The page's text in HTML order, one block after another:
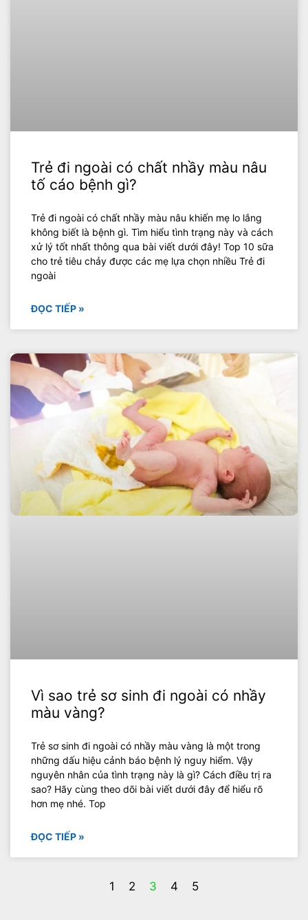
Trẻ đi ngoài có chất nhầy màu nâu
tố cáo bệnh gì?
Trẻ đi ngoài có chất nhầy màu nâu khiến mẹ lo lắng
không biết là bệnh gì. Tìm hiểu tình trạng này và cách
xử lý tốt nhất thông qua bài viết dưới đây! Top 10 sữa
cho trẻ tiêu chảy được các mẹ lựa chọn nhiều Trẻ đi
ngoài
ĐỌC TIẾP »
Vì sao trẻ sơ sinh đi ngoài có nhầy
màu vàng?
Trẻ sơ sinh đi ngoài có nhầy màu vàng là một trong
những dấu hiệu cảnh báo bệnh lý nguy hiểm. Vậy
nguyên nhân của tình trạng này là gì? Cách điều trị ra
sao? Hãy cùng theo dõi bài viết dưới đây để hiểu rõ
hơn mẹ nhé. Top
ĐỌC TIẾP »
1 2 3 4 5